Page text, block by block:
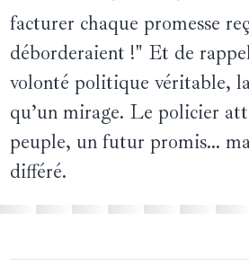
facturer chaque promesse
déborderaient !" Et de
volonté politique véritable,
qu’un mirage. Le policier
peuple, un futur promis…
différé.